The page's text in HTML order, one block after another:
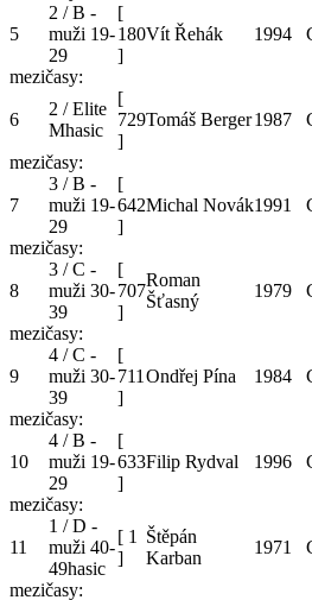
5
2 / B -
muži 19-
29
[
180
]
Vít Řehák 1994
mezičasy:
6
2 / Elite
Mhasic
[
729
]
Tomáš Berger1987
mezičasy:
7
3 / B -
muži 19-
29
[
642
]
Michal Novák1991
mezičasy:
8
3 / C -
muži 30-
39
[
707
]
Roman
Šťasný
1979
mezičasy:
9
4 / C -
muži 30-
39
[
711
]
Ondřej Pína 1984
mezičasy:
10
4 / B -
muži 19-
29
[
633
]
Filip Rydval 1996
mezičasy:
11
1 / D -
muži 40-
49hasic
[ 1
]
Štěpán
Karban
1971
mezičasy: